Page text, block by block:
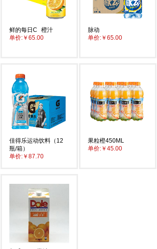
鲜的每日C
橙汁
单价: ￥65.00
脉动
单价: ￥65.00
佳得乐运动饮料（12
瓶/箱）
单价: ￥87.70
果粒橙450ML
单价: ￥45.00